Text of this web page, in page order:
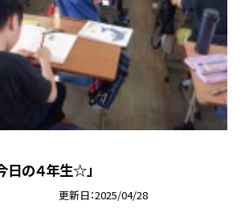
今日の４年生☆」
更新日 2025/04/28